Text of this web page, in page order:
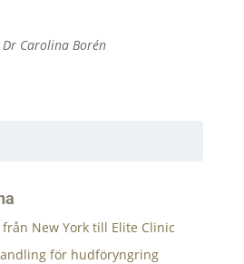
Carolina Borén
New York till Elite Clinic
för hudföryngring